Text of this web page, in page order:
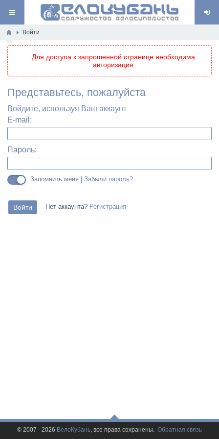
Войти
Для доступа к запрошенной странице необходима
авторизация
Представьтесь, пожалуйста
Войдите, используя Ваш аккаунт
E-mail:
Пароль:
Запомнить меня | Забыли пароль?
Нет аккаунта? Регистрация
© 2007 - 2026 ВелоКубань, все права сохранены. Обратная связь